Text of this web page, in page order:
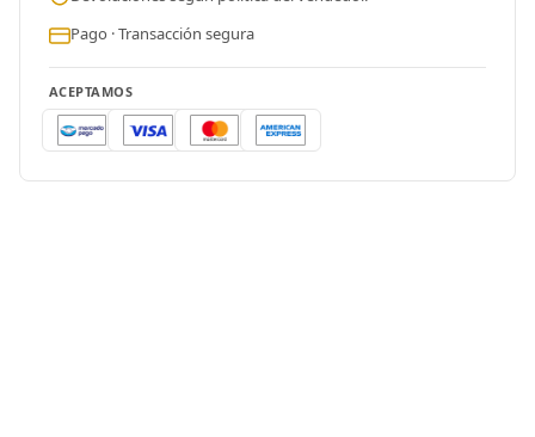
Pago · Transacción segura
ACEPTAMOS